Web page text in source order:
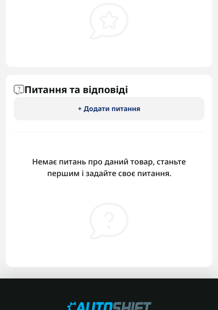
Питання та відповіді
+ Додати питання
Немає питань про даний товар, станьте
першим і задайте своє питання.